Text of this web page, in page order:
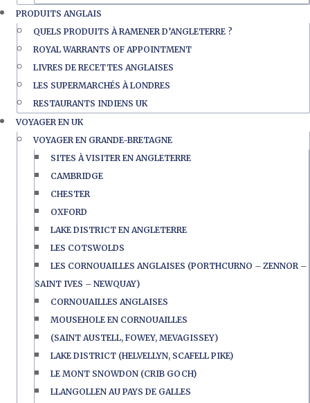
PRODUITS ANGLAIS
QUELS PRODUITS À RAMENER D’ANGLETERRE ?
ROYAL WARRANTS OF APPOINTMENT
LIVRES DE RECETTES ANGLAISES
LES SUPERMARCHÉS À LONDRES
RESTAURANTS INDIENS UK
VOYAGER EN UK
VOYAGER EN GRANDE-BRETAGNE
SITES À VISITER EN ANGLETERRE
CAMBRIDGE
CHESTER
OXFORD
LAKE DISTRICT EN ANGLETERRE
LES COTSWOLDS
LES CORNOUAILLES ANGLAISES (PORTHCURNO – ZENNOR –
SAINT IVES – NEWQUAY)
CORNOUAILLES ANGLAISES
MOUSEHOLE EN CORNOUAILLES
(SAINT AUSTELL, FOWEY, MEVAGISSEY)
LAKE DISTRICT (HELVELLYN, SCAFELL PIKE)
LE MONT SNOWDON (CRIB GOCH)
LLANGOLLEN AU PAYS DE GALLES